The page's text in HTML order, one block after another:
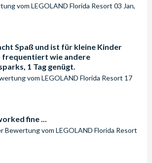
vom LEGOLAND Florida Resort 03 Jan,
Spaß und ist für kleine Kinder
frequentiert wie andere
1 Tag genügt.
vom LEGOLAND Florida Resort 17
fine ...
Bewertung vom LEGOLAND Florida Resort